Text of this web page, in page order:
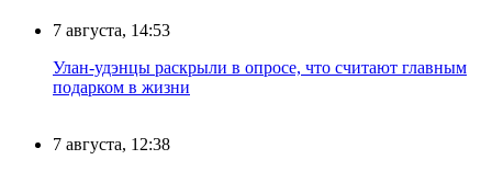
7 августа, 14:53
Улан-удэнцы раскрыли в опросе, что считают главным
подарком в жизни
7 августа, 12:38